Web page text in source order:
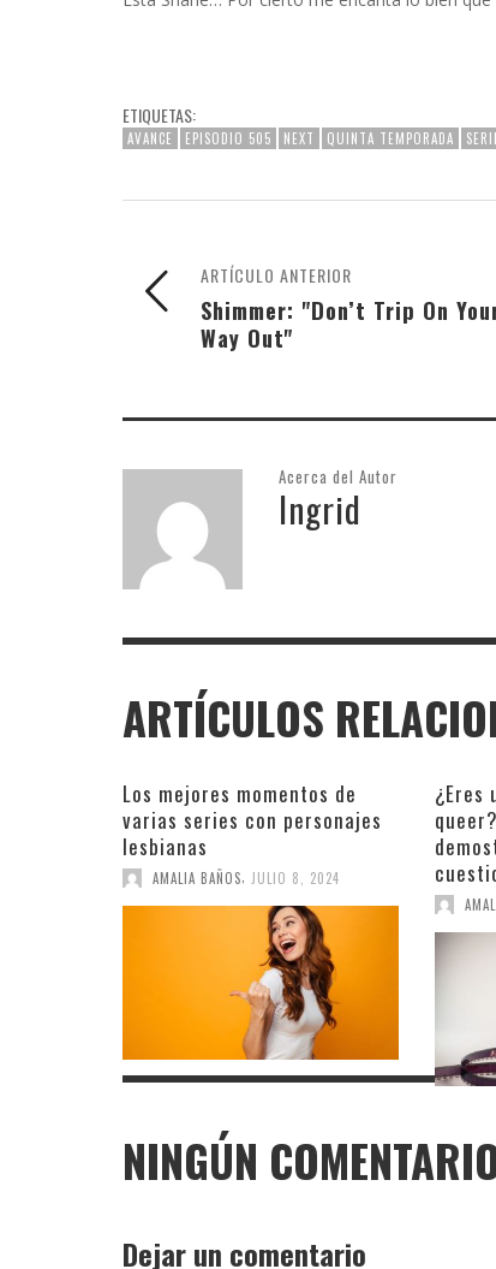
ETIQUETAS:
AVANCE EPISODIO 505 NEXT QUINTA TEMPORADA
ARTÍCULO ANTERIOR
Shimmer: "Don’t Trip On
Way Out"
Acerca del Autor
Ingrid
ARTÍCULOS
Los mejores momentos de
varias series con personajes
lesbianas
AMALIA BAÑOS, JULIO 8, 2024
¿Eres
NINGÚN
Dejar un comentario